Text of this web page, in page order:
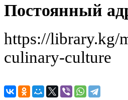
Постоянный
https://library.kg/
culinary-culture